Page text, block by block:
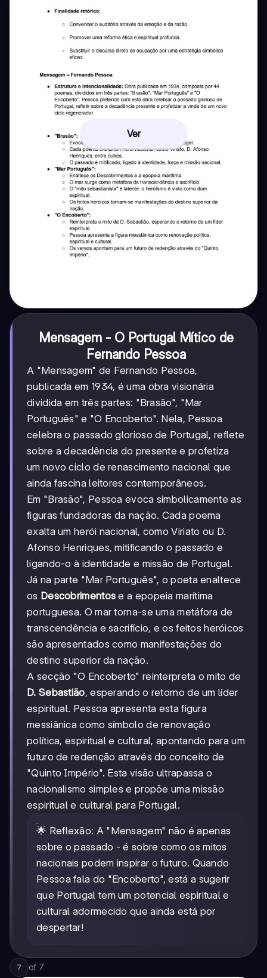
Ver
Mensagem - O Portugal Mítico de
Fernando Pessoa
A "Mensagem" de Fernando Pessoa,
publicada em 1934, é uma obra visionária
dividida em três partes: "Brasão", "Mar
Português" e "O Encoberto". Nela, Pessoa
celebra o passado glorioso de Portugal, reflete
sobre a decadência do presente e profetiza
um novo ciclo de renascimento nacional que
ainda fascina leitores contemporâneos.
Em "Brasão", Pessoa evoca simbolicamente as
figuras fundadoras da nação. Cada poema
exalta um herói nacional, como Viriato ou D.
Afonso Henriques, mitificando o passado e
ligando-o à identidade e missão de Portugal.
Já na parte "Mar Português", o poeta enaltece
os Descobrimentos e a epopeia marítima
portuguesa. O mar torna-se uma metáfora de
transcendência e sacrifício, e os feitos heróicos
são apresentados como manifestações do
destino superior da nação.
A secção "O Encoberto" reinterpreta o mito de
D. Sebastião, esperando o retorno de um líder
espiritual. Pessoa apresenta esta figura
messiânica como símbolo de renovação
política, espiritual e cultural, apontando para um
futuro de redenção através do conceito de
"Quinto Império". Esta visão ultrapassa o
nacionalismo simples e propõe uma missão
espiritual e cultural para Portugal.
🌟 Reflexão: A "Mensagem" não é apenas
sobre o passado - é sobre como os mitos
nacionais podem inspirar o futuro. Quando
Pessoa fala do "Encoberto", está a sugerir
que Portugal tem um potencial espiritual e
cultural adormecido que ainda está por
despertar!
7 of 7